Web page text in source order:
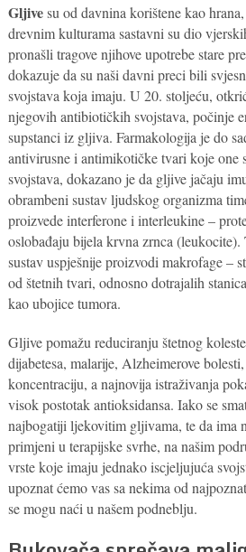
Gljivesu od davnina korištene kao
drevnim kulturama sastavni su dio
pronašli tragove njihove upotrebe stare
dokazuje da su naši davni preci bili
svojstava koja imaju. U 20. stoljeću,
njegovih antibiotičkih svojstava, počinje
supstanci iz gljiva. Farmakologija je do
antivirusne i antimikotičke tvari koje one
svojstava, dokazano je da gljive jačaju
obrambeni sustav ljudskog organizma
proizvede interferone i interleukine –
oslobađaju bijela krvna zrnca
sustav uspješnije proizvodi makrofage –
od štetnih tvari, odnosno dotrajalih
kao ubojice tumora.
Gljive pomažu reduciranju štetnog
dijabetesa, malarije, Alzheimerove
koncentraciju, a najnovija istraživanja
visok postotak antioksidansa. Iako se
najbogatiji ljekovitim gljivama, te da ima
primjeni u terapijske svrhe, na našim
vrste koje imaju jednako iscjeljujuća
upoznat ćemo vas sa nekima od
se mogu naći u našem podneblju.